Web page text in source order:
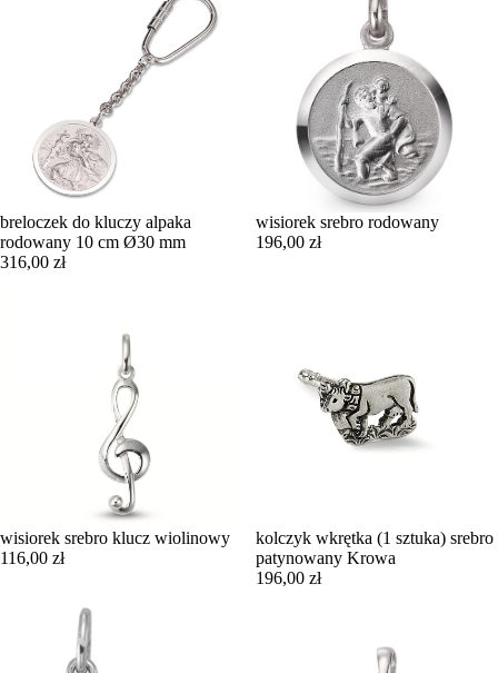
breloczek do kluczy alpaka
rodowany 10 cm Ø30 mm
316,00 zł
wisiorek srebro rodowany
196,00 zł
wisiorek srebro klucz wiolinowy
116,00 zł
kolczyk wkrętka (1 sztuka) srebro
patynowany Krowa
196,00 zł